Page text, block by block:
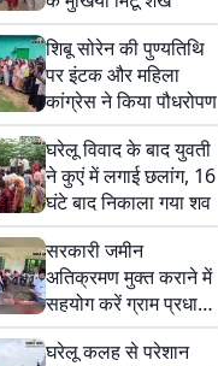
शिबू सोरेन की पुण्यतिथि
पर इंटक और महिला
कांग्रेस ने किया पौधरोपण
घरेलू विवाद के बाद युवती
ने कुएं में लगाई छलांग, 16
घंटे बाद निकाला गया शव
सरकारी जमीन
अतिक्रमण मुक्त कराने में
सहयोग करें ग्राम प्रधान:
अंचल निरीक्षक
घरेलू कलह से परेशान